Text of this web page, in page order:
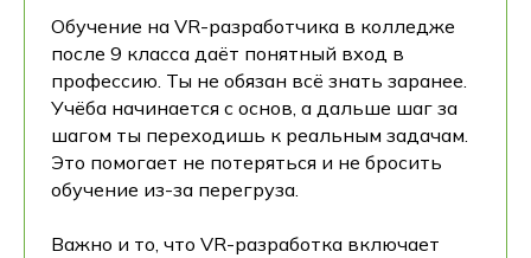
Обучение на VR-разработчика в колледже
после 9 класса даёт понятный вход в
профессию. Ты не обязан всё знать заранее.
Учёба начинается с основ, а дальше шаг за
шагом ты переходишь к реальным задачам.
Это помогает не потеряться и не бросить
обучение из-за перегруза.
Важно и то, что VR-разработка включает